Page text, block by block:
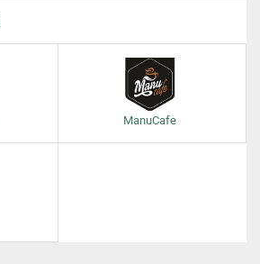
ManuCafe